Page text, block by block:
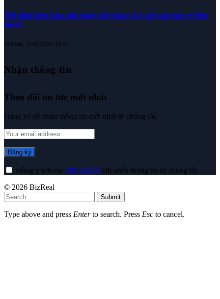
Nới điều kiện bán nhà đang thế chấp: Cơ chế nào bảo vệ bên
mua?
Thứ Sáu, 31/07/2026, 16:50
Nhận thông tin
Theo dõi tin tức mới nhất
Đăng ký để nhận thông tin mới nhất từ chúng tôi.
Đồng ý với các điều khoản khi nhận thông tin từ chúng tôi.
© 2026 BizReal
Submit
Type above and press Enterto search. Press Esc to cancel.